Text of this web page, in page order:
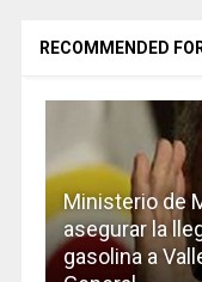
RECOMMENDED
Ministerio de
asegurar la
gasolina a